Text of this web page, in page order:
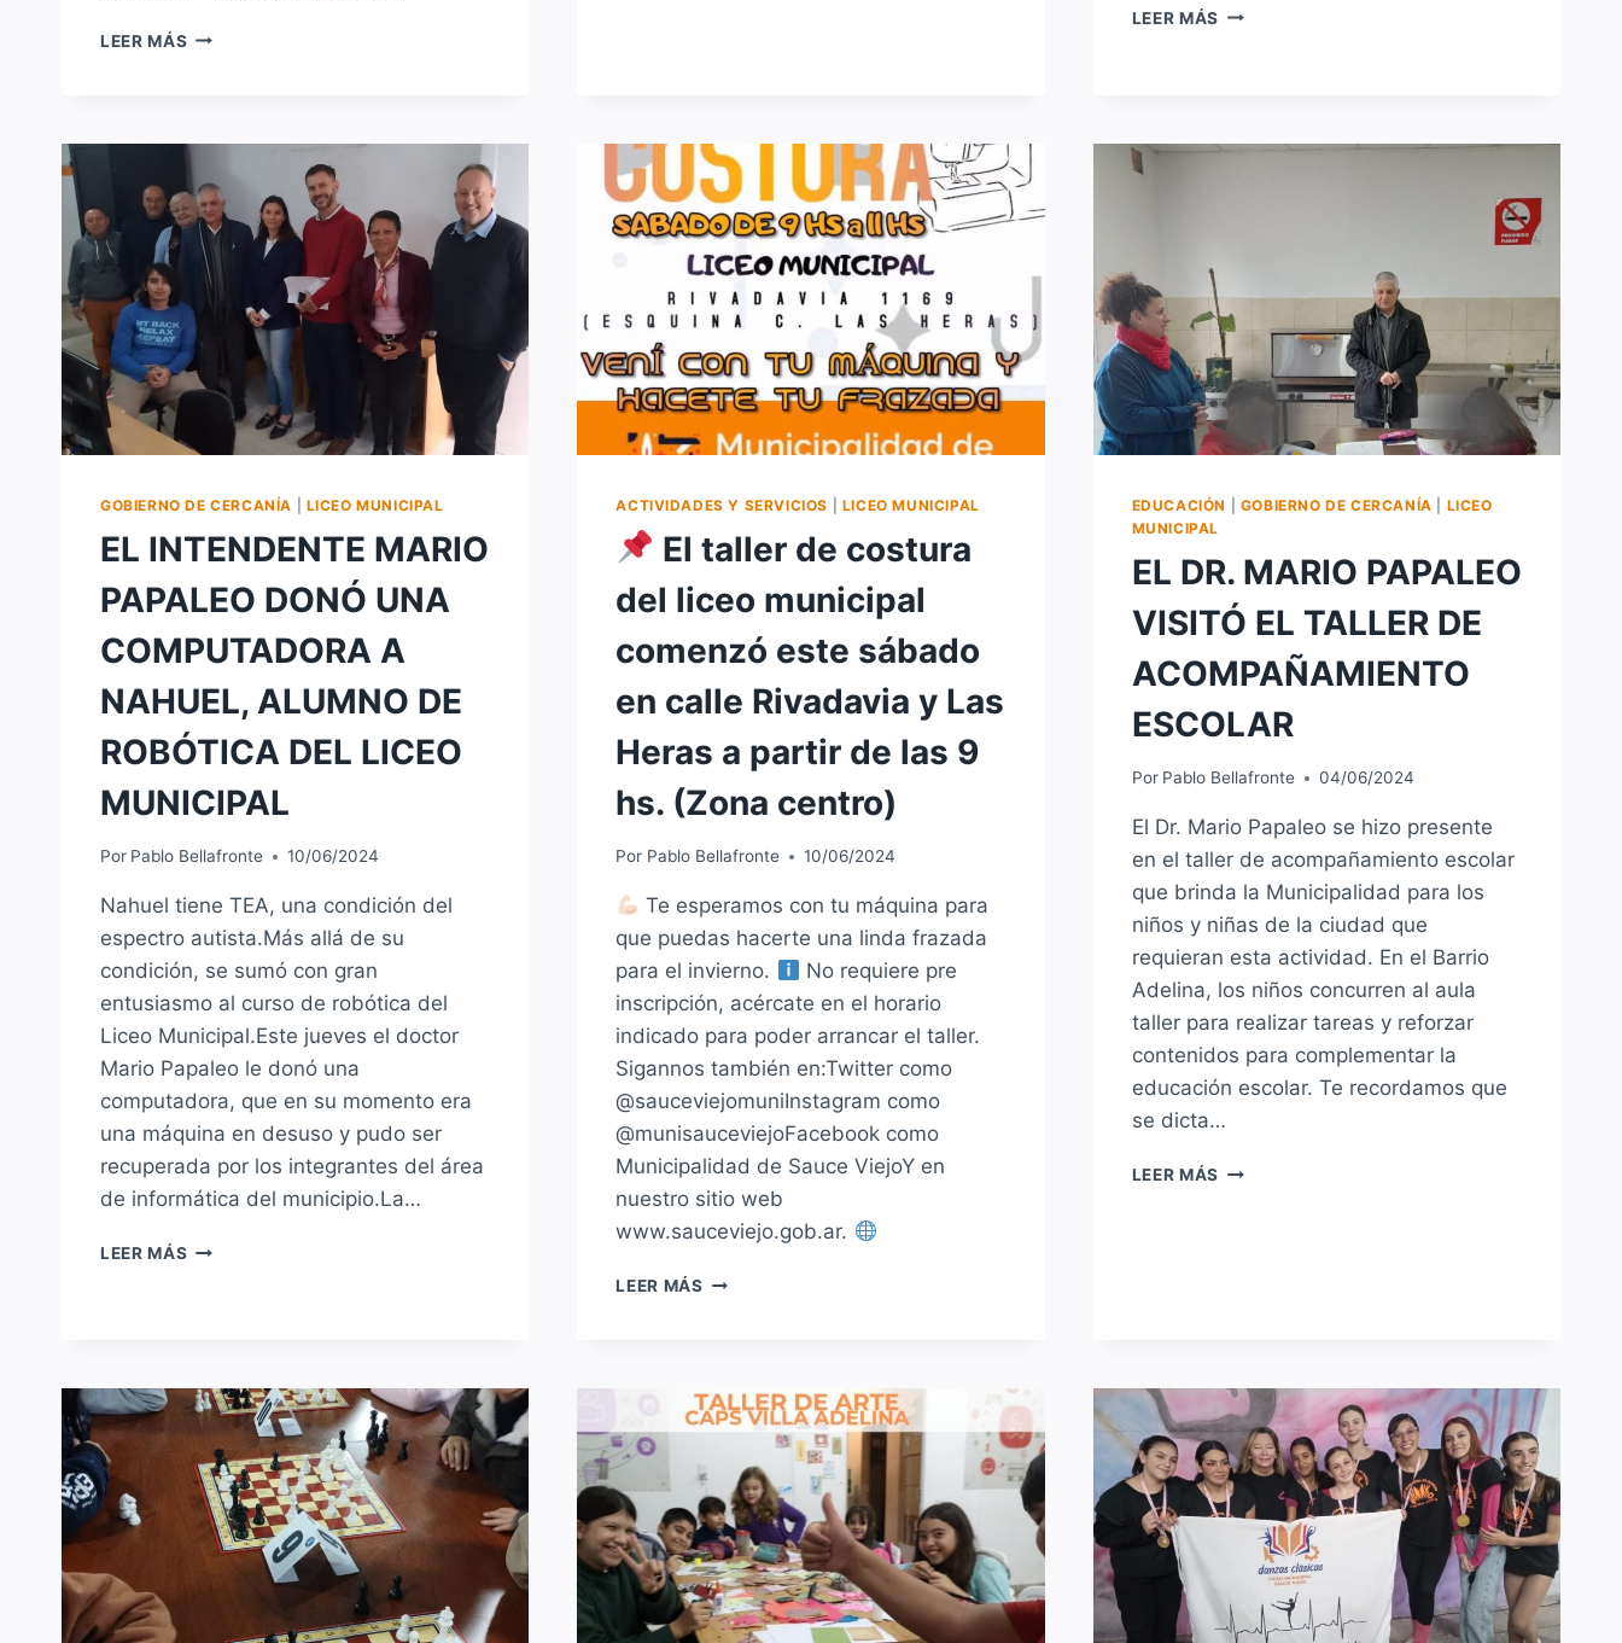
LEER MÁS EL
MÁS:
LA
PARROQUIA
SAGRADO
CORAZÓN
LEER MÁS EL
GOBIERNO DE CERCANÍA LICEO MUNICIPAL
EL INTENDENTE MARIO
PAPALEO DONÓ UNA
COMPUTADORA A
NAHUEL, ALUMNO DE
ROBÓTICA DEL LICEO
MUNICIPAL
Por Pablo Bellafronte 10/06/2024
Nahuel tiene TEA, una condición del
espectro autista.Más allá de su
condición, se sumó con gran
entusiasmo al curso de robótica del
Liceo Municipal.Este jueves el doctor
Mario Papaleo le donó una
computadora, que en su momento era
una máquina en desuso y pudo ser
recuperada por los integrantes del área
de informática del municipio.La…
LEER MÁS EL
COMPUTADORA
A
NAHUEL,
ALUMNO
DE
ROBÓTICA
DEL
LICEO
ACTIVIDADES Y SERVICIOS LICEO MUNICIPAL
El taller de costura
del liceo municipal
comenzó este sábado
en calle Rivadavia y Las
Heras a partir de las 9
hs. (Zona centro)
Por Pablo Bellafronte 10/06/2024
Te esperamos con tu máquina para
que puedas hacerte una linda frazada
para el invierno.
No requiere pre
inscripción, acércate en el horario
indicado para poder arrancar el taller.
Sigannos también en:Twitter como
@sauceviejomuniInstagram como
@munisauceviejoFacebook como
Municipalidad de Sauce ViejoY en
nuestro sitio web
www.sauceviejo.gob.ar.
LEER MÁS
DEL
LICEO
MUNICIPAL
COMENZÓ
ESTE
SÁBADO
EN
CALLE
RIVADAVIA
Y
EDUCACIÓN GOBIERNO DE CERCANÍA
LICEO
MUNICIPAL
EL DR. MARIO PAPALEO
VISITÓ EL TALLER DE
ACOMPAÑAMIENTO
ESCOLAR
Por Pablo Bellafronte 04/06/2024
El Dr. Mario Papaleo se hizo presente
en el taller de acompañamiento escolar
que brinda la Municipalidad para los
niños y niñas de la ciudad que
requieran esta actividad. En el Barrio
Adelina, los niños concurren al aula
taller para realizar tareas y reforzar
contenidos para complementar la
educación escolar. Te recordamos que
se dicta…
LEER MÁS EL
ESCOLAR